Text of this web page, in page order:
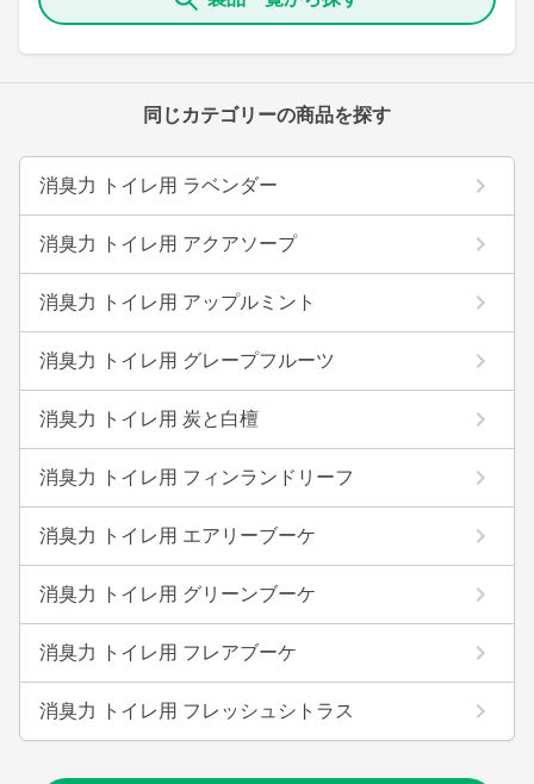
同じカテゴリーの商品を探す
消臭力 トイレ用 ラベンダー
消臭力 トイレ用 アクアソープ
消臭力 トイレ用 アップルミント
消臭力 トイレ用 グレープフルーツ
消臭力 トイレ用 炭と白檀
消臭力 トイレ用 フィンランドリーフ
消臭力 トイレ用 エアリーブーケ
消臭力 トイレ用 グリーンブーケ
消臭力 トイレ用 フレアブーケ
消臭力 トイレ用 フレッシュシトラス